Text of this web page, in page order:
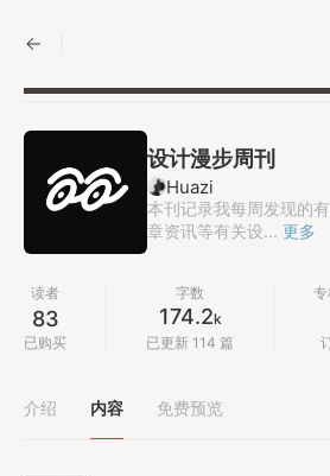
设计漫步周刊
Huazi
本刊记录我每周发现的
章资讯等有关设... 更多
读者
83
已购买
字数
174.2k
已更新 114 篇
介绍 内容 免费预览